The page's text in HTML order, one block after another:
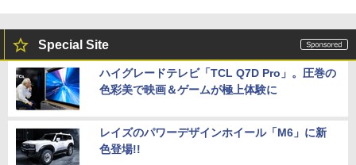
Special Site
ハイグレードテレビ「TCL Q7D Pro」。圧巻の
色彩美で映画＆ゲームが極上体験に
レイズのパワーデザインホイール「M6」に新
色登場!!